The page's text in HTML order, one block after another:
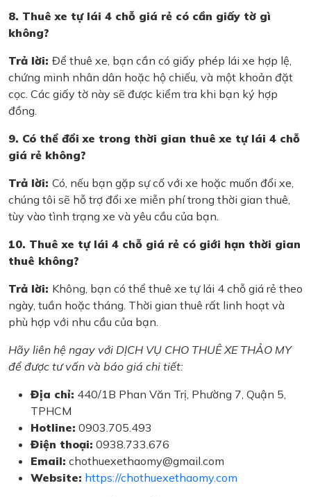
8. Thuê xe tự lái 4 chỗ giá rẻ có cần giấy tờ gì
không?
Trả lời: Để thuê xe, bạn cần có giấy phép lái xe hợp lệ,
chứng minh nhân dân hoặc hộ chiếu, và một khoản đặt
cọc. Các giấy tờ này sẽ được kiểm tra khi bạn ký hợp
đồng.
9. Có thể đổi xe trong thời gian thuê xe tự lái 4 chỗ
giá rẻ không?
Trả lời: Có, nếu bạn gặp sự cố với xe hoặc muốn đổi xe,
chúng tôi sẽ hỗ trợ đổi xe miễn phí trong thời gian thuê,
tùy vào tình trạng xe và yêu cầu của bạn.
10. Thuê xe tự lái 4 chỗ giá rẻ có giới hạn thời gian
thuê không?
Trả lời: Không, bạn có thể thuê xe tự lái 4 chỗ giá rẻ theo
ngày, tuần hoặc tháng. Thời gian thuê rất linh hoạt và
phù hợp với nhu cầu của bạn.
Hãy liên hệ ngay với DỊCH VỤ CHO THUÊ XE THẢO MY
để được tư vấn và báo giá chi tiết:
Địa chỉ: 440/1B Phan Văn Trị, Phường 7, Quận 5,
TPHCM
Hotline: 0903.705.493
Điện thoại: 0938.733.676
Email: chothuexethaomy@gmail.com
Website: https://chothuexethaomy.com